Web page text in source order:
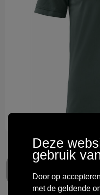
Technologie &
Deze
gebruik
Door op
met de geldende